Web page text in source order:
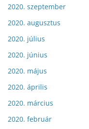
2020. szeptember
2020. augusztus
2020. július
2020. június
2020. május
2020. április
2020. március
2020. február